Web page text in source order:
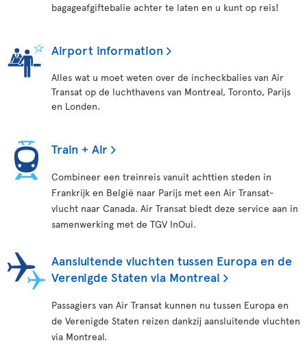
bagageafgiftebalie achter te laten en u kunt op reis!
Airport information
Alles wat u moet weten over de incheckbalies van Air
Transat op de luchthavens van Montreal, Toronto, Parijs
en Londen.
Train + Air
Combineer een treinreis vanuit achttien steden in
Frankrijk en België naar Parijs met een Air Transat-
vlucht naar Canada. Air Transat biedt deze service aan in
samenwerking met de TGV InOui.
Aansluitende vluchten tussen Europa en de
Verenigde Staten via Montreal
Passagiers van Air Transat kunnen nu tussen Europa en
de Verenigde Staten reizen dankzij aansluitende vluchten
via Montreal.